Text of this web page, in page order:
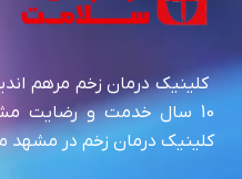
کلینیک درمان زخم مرهم
10 سال خدمت و رضایت
کلینیک درمان زخم در مشهد